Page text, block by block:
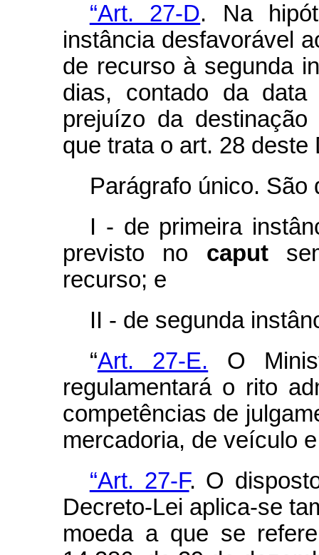
“Art. 27-D. Na
instância desfavorável
de recurso à segunda
dias, contado da
prejuízo da
que trata o art. 28 deste
Parágrafo único. São
I - de primeira
previsto no caput
recurso; e
II - de segunda
“Art. 27-E. O
regulamentará o rito
competências de
mercadoria, de veículo
“Art. 27-F. O
Decreto-Lei aplica-se
moeda a que se